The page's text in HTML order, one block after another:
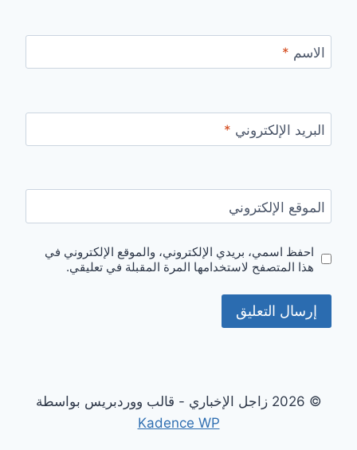
الاسم *
البريد الإلكتروني *
الموقع الإلكتروني
احفظ اسمي، بريدي الإلكتروني، والموقع الإلكتروني في
هذا المتصفح لاستخدامها المرة المقبلة في تعليقي.
© 2026 زاجل الإخباري - قالب ووردبريس بواسطة
Kadence WP